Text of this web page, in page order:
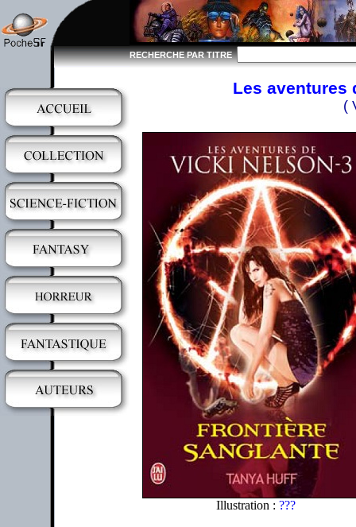
RECHERCHE PAR TITRE
Les aventures
(
Illustration : ???